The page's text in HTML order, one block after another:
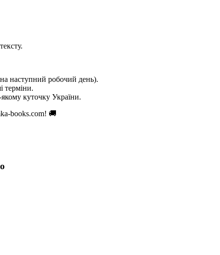
наступний робочий день).
терміни.
куточку України.
books.com! 🚚